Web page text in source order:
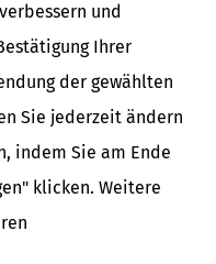
und
Ihrer
der gewählten
Sie jederzeit ändern
indem Sie am Ende
klicken. Weitere
Interessenvereinigung,
alle Mitglieder
Berufe
für Wirtschaft und
um eine Tätigkeit bei